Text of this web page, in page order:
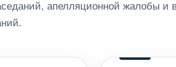
апелляционной жалобы и